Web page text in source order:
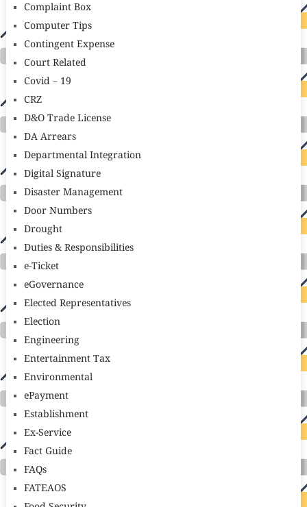
Complaint Box
Computer Tips
Contingent Expense
Court Related
Covid – 19
CRZ
D&O Trade License
DA Arrears
Departmental Integration
Digital Signature
Disaster Management
Door Numbers
Drought
Duties & Responsibilities
e-Ticket
eGovernance
Elected Representatives
Election
Engineering
Entertainment Tax
Environmental
ePayment
Establishment
Ex-Service
Fact Guide
FAQs
FATEAOS